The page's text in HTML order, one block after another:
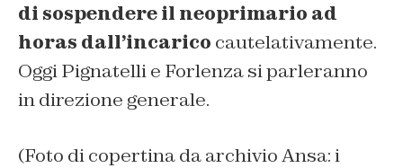
di sospendere il neoprimario ad
horas dall’incarico cautelativamente.
Oggi Pignatelli e Forlenza si parleranno
in direzione generale.
(Foto di copertina da archivio Ansa: i